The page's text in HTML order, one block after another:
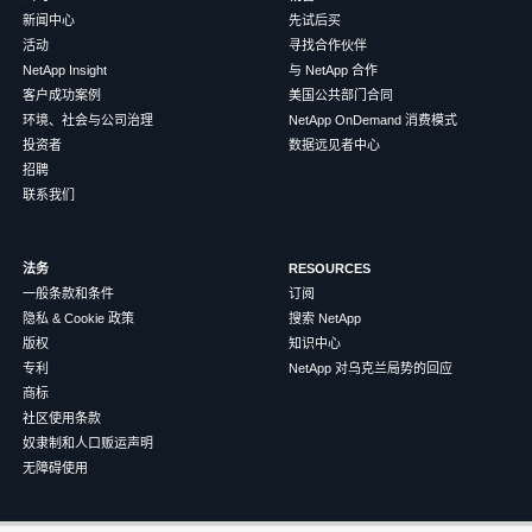
新闻中心
活动
NetApp Insight
客户成功案例
环境、社会与公司治理
投资者
招聘
联系我们
先试后买
寻找合作伙伴
与 NetApp 合作
美国公共部门合同
NetApp OnDemand 消费模式
数据远见者中心
法务
一般条款和条件
隐私 & Cookie 政策
版权
专利
商标
社区使用条款
奴隶制和人口贩运声明
无障碍使用
RESOURCES
订阅
搜索 NetApp
知识中心
NetApp 对乌克兰局势的回应